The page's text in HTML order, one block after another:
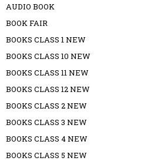
AUDIO BOOK
BOOK FAIR
BOOKS CLASS 1 NEW
BOOKS CLASS 10 NEW
BOOKS CLASS 11 NEW
BOOKS CLASS 12 NEW
BOOKS CLASS 2 NEW
BOOKS CLASS 3 NEW
BOOKS CLASS 4 NEW
BOOKS CLASS 5 NEW